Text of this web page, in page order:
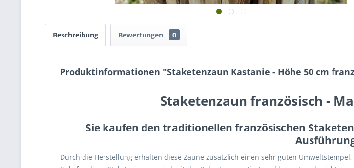
Beschreibung Bewertungen 0
Produktinformationen "Staketenzaun Kastanie - Höhe 50 cm
Staketenzaun französisch -
Sie kaufen den traditionellen französischen
Durch die Herstellung erhalten diese Zäune zusätzlich einen sehr guten